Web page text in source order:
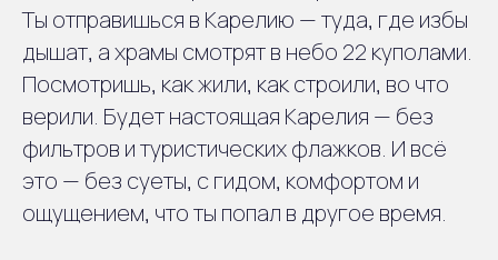
Ты отправишься в Карелию — туда, где избы
дышат, а храмы смотрят в небо 22 куполами.
Посмотришь, как жили, как строили, во что
верили. Будет настоящая Карелия — без
фильтров и туристических флажков. И всё
это — без суеты, с гидом, комфортом и
ощущением, что ты попал в другое время.
Лосевские пороги
3
п. Лосево
2
храм Покрова Божьей
матери